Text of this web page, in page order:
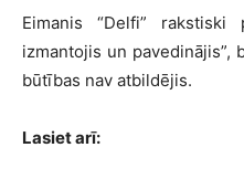
Eimanis “Delfi”
izmantojis un pavedinājis”,
būtības nav atbildējis.
Lasiet arī: